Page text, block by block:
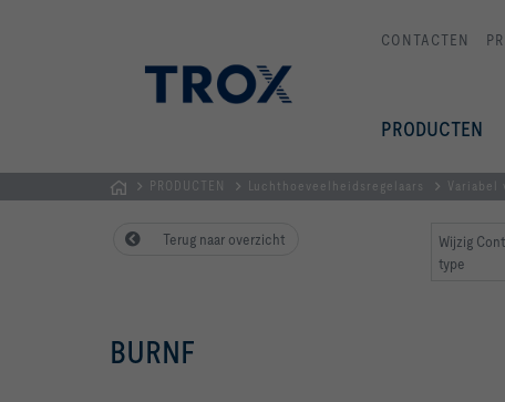
CONTACTEN
PRODUCTEN
PRODUCTEN Luchthoeveelheidsregelaars Variabel
Terug naar overzicht
Wijzig
type
BURNF